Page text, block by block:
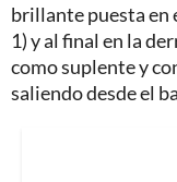
brillante puesta en
1) y al final en la
como suplente y
saliendo desde el